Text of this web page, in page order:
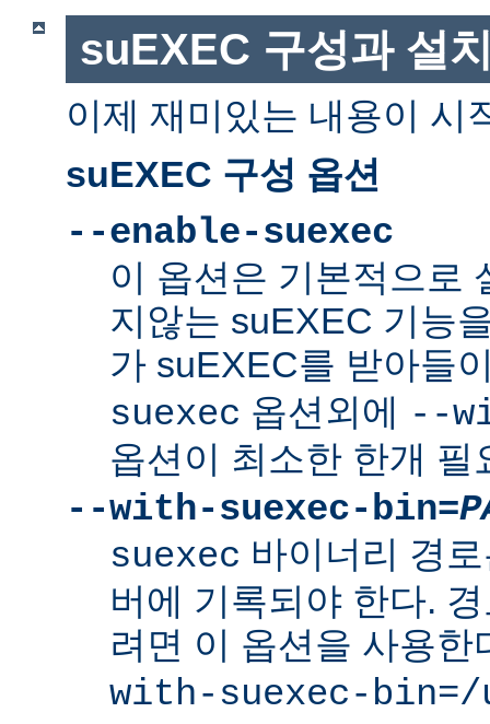
suEXEC 구성과 설
이제 재미있는 내용이 시
suEXEC 구성 옵션
--enable-suexec
이 옵션은 기본적으로
지않는 suEXEC 기능
가 suEXEC를 받아들
suexec 옵션외에
--
옵션이 최소한 한개 필
--with-suexec-bin=
suexec 바이너리 경
버에 기록되야 한다.
려면 이 옵션을 사용
with-suexec-